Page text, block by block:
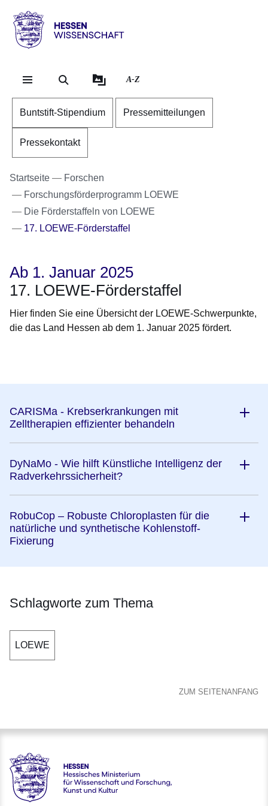
Hessen
Wissenschaft
A-Z
Buntstift-Stipendium Pressemitteilungen
Pressekontakt
Startseite
Forschen
Forschungsförderprogramm LOEWE
Die Förderstaffeln von LOEWE
17. LOEWE-Förderstaffel
Ab 1. Januar 2025
17. LOEWE-Förderstaffel
Hier finden Sie eine Übersicht der LOEWE-Schwerpunkte,
die das Land Hessen ab dem 1. Januar 2025 fördert.
CARISMa - Krebserkrankungen mit
Zelltherapien effizienter behandeln
DyNaMo - Wie hilft Künstliche Intelligenz der
Radverkehrssicherheit?
RobuCop – Robuste Chloroplasten für die
natürliche und synthetische Kohlenstoff-
Fixierung
Schlagworte zum Thema
LOEWE
ZUM SEITENANFANG
Hessen - Hessisches Ministerium für Wissenschaft und